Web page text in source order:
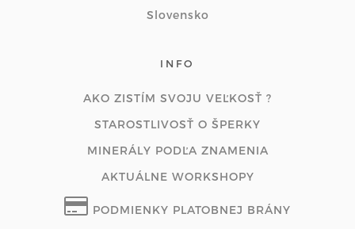
Slovensko
INFO
AKO ZISTÍM SVOJU VEĽKOSŤ ?
STAROSTLIVOSŤ O ŠPERKY
MINERÁLY PODĽA ZNAMENIA
AKTUÁLNE WORKSHOPY
PODMIENKY PLATOBNEJ BRÁNY